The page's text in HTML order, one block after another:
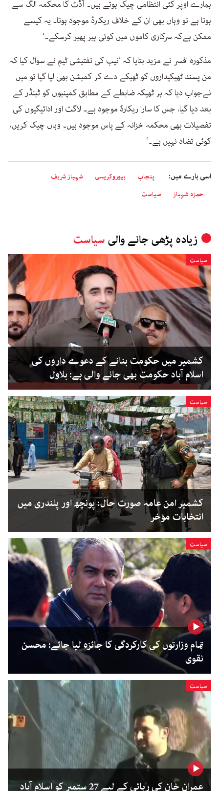
ہمارے اوپر کئی انتظامی چیک ہوتے ہیں۔ آڈٹ کا محکمہ الگ سے
ہوتا ہے تو وہاں بھی ان کے خلاف ریکارڈ موجود ہوتا۔ یہ کیسے
ممکن ہےکہ سرکاری کاموں میں کوئی ہیر پھیر کرسکے۔‘
مذکورہ افسر نے مزید بتایا کہ ’نیب کی تفتیشی ٹیم نے سوال کیا کہ
من پسند ٹھیکیداروں کو ٹھیکے دے کر کمیشن بھی لیا گیا تو میں
نےجواب دیا کہ ہر ٹھیکہ ضابطے کے مطابق کمپنیوں کو ٹینڈر کے
بعد دیا گیا، جس کا سارا ریکارڈ موجود ہے۔ لاگت اور ادائیگیوں کی
تفصیلات بھی محکمہ خزانہ کے پاس موجود ہیں۔ وہاں چیک کریں،
کوئی تضاد نہیں ہے۔‘
اسی بارے میں: پنجاب بیوروکریسی
شہباز شریف
حمزہ شہباز
سیاست
زیادہ پڑھی جانے والی سیاست
سیاست
کشمیر میں حکومت بنانے کے دعوے داروں کی
اسلام آباد حکومت بھی جانے والی ہے: بلاول
سیاست
کشمیر امن عامہ صورت حال: پونچھ اور پلندری میں
انتخابات مؤخر
سیاست
تمام وزارتوں کی کارکردگی کا جائزہ لیا جائے: محسن
نقوی
سیاست
عمران خان کی رہائی کے لیے 27 ستمبر کو اسلام آباد